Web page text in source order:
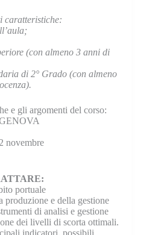
caratteristiche:
(con almeno 3 anni di
di 2° Grado (con almeno
e gli argomenti del corso:
novembre
portuale
produzione e della gestione
di analisi e gestione
dei livelli di scorta ottimali.
indicatori, possibili